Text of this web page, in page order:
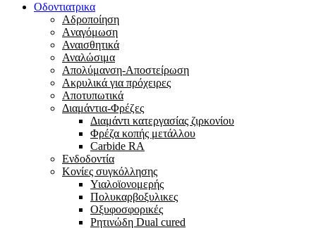
Οδοντιατρικα
Αδροποίηση
Aναγόμωση
Αναισθητικά
Αναλώσιμα
Απολύμανση-Αποστείρωση
Ακρυλικά για πρόχειρες
Αποτυπωτικά
Διαμάντια-Φρέζες
Διαμάντι κατεργασίας ζιρκονίου
Φρέζα κοπής μετάλλου
Carbide RA
Ενδοδοντία
Κονίες συγκόλλησης
Υιαλοϊονομερής
Πολυκαρβοξυλικες
Οξυφοσφορικές
Ρητινώδη Dual cured